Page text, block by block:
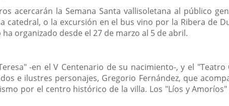
acercarán la Semana Santa vallisoletana al público
catedral, o la excursión en el bus vino por la Ribera de
organizado desde el 27 de marzo al 5 de abril.
-en el V Centenario de su nacimiento-, y el "Teatro
e ilustres personajes, Gregorio Fernández, que
por el centro histórico de la villa. Los "Líos y